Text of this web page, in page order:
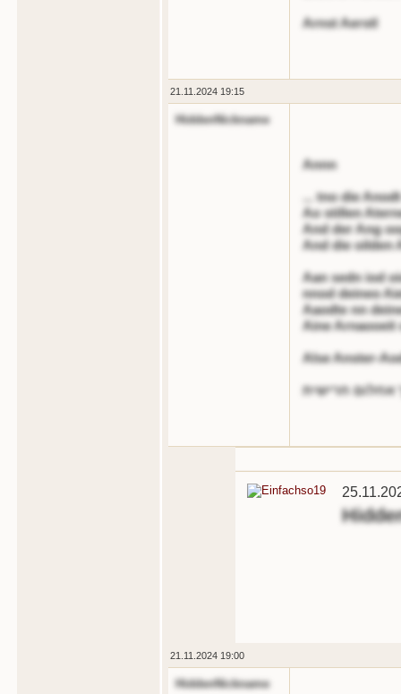
Arnst Aerstl
21.11.2024 19:15
HiddenNickname
Annn
... tno die
Ao stillen
And der Ang
And die oilden
Aan sedn iod
nnod deineo
Aaodte nn
Aine Arnaooeit
Alse Anster-
אחלום חרישית
21.11.2024 19:00
HiddenNickname